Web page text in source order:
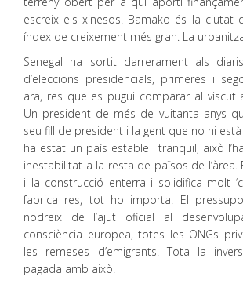
escreix els xinesos. Bamako és la ciutat
índex de creixement més gran. La
Senegal ha sortit darrerament als
d’eleccions presidencials, primeres i
ara, res que es pugui comparar al viscut
Un president de més de vuitanta anys
seu fill de president i la gent que no hi està
ha estat un país estable i tranquil, això
inestabilitat a la resta de països de l’àrea.
i la construcció enterra i solidifica molt
fabrica res, tot ho importa. El
nodreix de l’ajut oficial al
consciència europea, totes les ONGs
les remeses d’emigrants. Tota la
pagada amb això.